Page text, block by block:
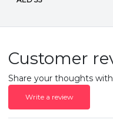
Customer
Share your thoughts
Write a review